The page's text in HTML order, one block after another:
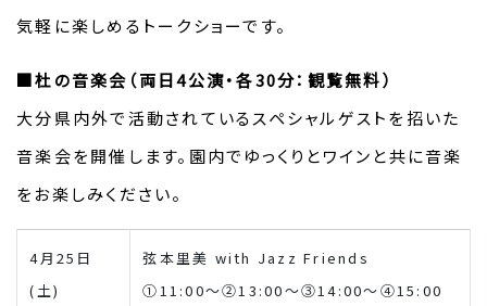
気軽に楽しめるトークショーです。
■杜の音楽会（両日4公演・各30分：観覧無料）
大分県内外で活動されているスペシャルゲストを招いた
音楽会を開催します。園内でゆっくりとワインと共に音楽
をお楽しみください。
4月25日
(土)
弦本里美 with Jazz Friends
①11:00～②13:00～③14:00～④15:00